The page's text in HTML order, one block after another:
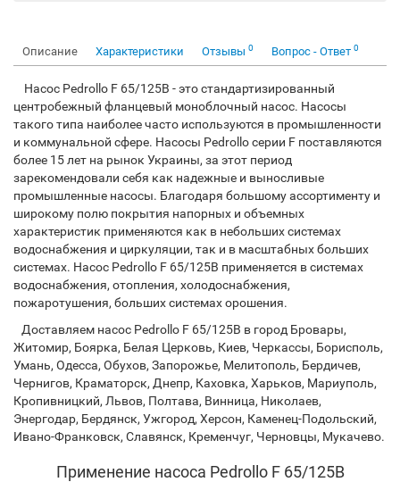
Описание Характеристики Отзывы 0 Вопрос - Ответ 0
Насос Pedrollo F 65/125B - это стандартизированный
центробежный фланцевый моноблочный насос. Насосы
такого типа наиболее часто используются в промышленности
и коммунальной сфере. Насоcы Pedrollo серии F поставляются
более 15 лет на рынок Украины, за этот период
зарекомендовали себя как надежные и выносливые
промышленные насосы. Благодаря большому ассортименту и
широкому полю покрытия напорных и объемных
характеристик применяются как в небольших системах
водоснабжения и циркуляции, так и в масштабных больших
системах. Насос Pedrollo F 65/125B применяется в системах
водоснабжения, отопления, холодоснабжения,
пожаротушения, больших системах орошения.
Доставляем насос Pedrollo F 65/125B в город Бровары,
Житомир, Боярка, Белая Церковь, Киев, Черкассы, Борисполь,
Умань, Одесса, Обухов, Запорожье, Мелитополь, Бердичев,
Чернигов, Краматорск, Днепр, Каховка, Харьков, Мариуполь,
Кропивницкий, Львов, Полтава, Винница, Николаев,
Энергодар, Бердянск, Ужгород, Херсон, Каменец-Подольский,
Ивано-Франковск, Славянск, Кременчуг, Черновцы, Мукачево.
Применение насоса Pedrollo F 65/125B